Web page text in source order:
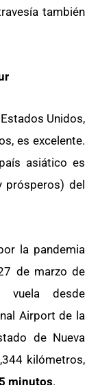
también
Unidos,
es excelente.
asiático es
prósperos) del
la pandemia
de marzo de
vuela desde
Airport de la
de Nueva
kilómetros,
minutos.